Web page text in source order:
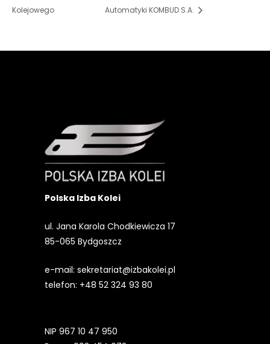
Kolejowego
Automatyki KOMBUD S.A.
Polska Izba Kolei
ul. Jana Karola Chodkiewicza 17
85-065 Bydgoszcz
e-mail: sekretariat@izbakolei.pl
telefon: +48 52 324 93 80
NIP 967 10 47 950